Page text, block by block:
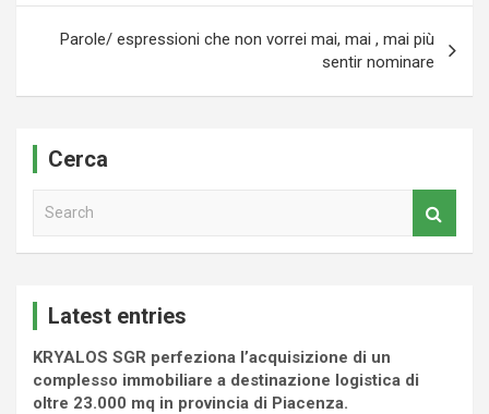
Parole/ espressioni che non vorrei mai, mai , mai più
sentir nominare
Cerca
Latest entries
KRYALOS SGR perfeziona l’acquisizione di un
complesso immobiliare a destinazione logistica di
oltre 23.000 mq in provincia di Piacenza.